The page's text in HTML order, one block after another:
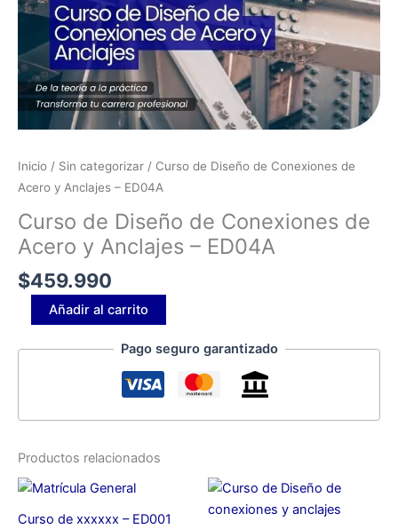
Inicio / Sin categorizar / Curso de Diseño de Conexiones de
Acero y Anclajes​ – ED04A
Curso de Diseño de Conexiones de
Acero y Anclajes​ – ED04A
$459.990
cantidad
Añadir al carrito
Pago seguro garantizado
Productos relacionados
Curso de xxxxxx – ED001